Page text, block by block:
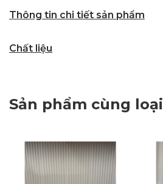
Thông tin chi tiết sản phẩm
Chất liệu
Sản phẩm cùng loại